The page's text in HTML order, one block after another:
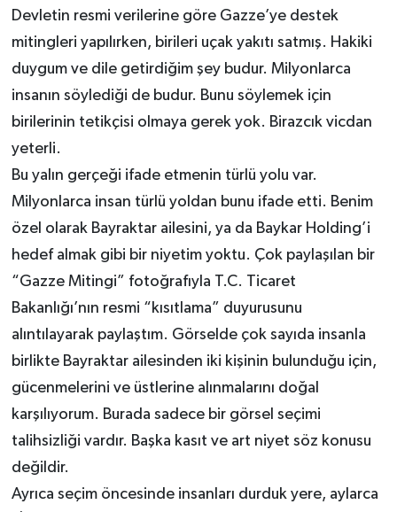
Devletin resmi verilerine göre Gazze’ye destek
mitingleri yapılırken, birileri uçak yakıtı satmış. Hakiki
duygum ve dile getirdiğim şey budur. Milyonlarca
insanın söylediği de budur. Bunu söylemek için
birilerinin tetikçisi olmaya gerek yok. Birazcık vicdan
yeterli.
Bu yalın gerçeği ifade etmenin türlü yolu var.
Milyonlarca insan türlü yoldan bunu ifade etti. Benim
özel olarak Bayraktar ailesini, ya da Baykar Holding’i
hedef almak gibi bir niyetim yoktu. Çok paylaşılan bir
“Gazze Mitingi” fotoğrafıyla T.C. Ticaret
Bakanlığı’nın resmi “kısıtlama” duyurusunu
alıntılayarak paylaştım. Görselde çok sayıda insanla
birlikte Bayraktar ailesinden iki kişinin bulunduğu için,
gücenmelerini ve üstlerine alınmalarını doğal
karşılıyorum. Burada sadece bir görsel seçimi
talihsizliği vardır. Başka kasıt ve art niyet söz konusu
değildir.
Ayrıca seçim öncesinde insanları durduk yere, aylarca